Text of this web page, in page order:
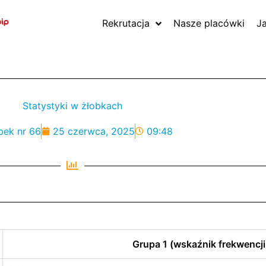
Rekrutacja Nasze placówki
Statystyki w żłobkach
nr 66 25 czerwca, 2025 09:48
Grupa 1 (wskaźnik